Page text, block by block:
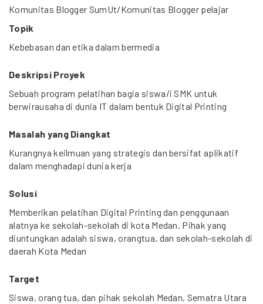
Komunitas Blogger SumUt/Komunitas Blogger pelajar
Topik
Kebebasan dan etika dalam bermedia
Deskripsi Proyek
Sebuah program pelatihan bagia siswa/i SMK untuk
berwirausaha di dunia IT dalam bentuk Digital Printing
Masalah yang Diangkat
Kurangnya keilmuan yang strategis dan bersifat aplikatif
dalam menghadapi dunia kerja
Solusi
Memberikan pelatihan Digital Printing dan penggunaan
alatnya ke sekolah-sekolah di kota Medan. Pihak yang
diuntungkan adalah siswa, orangtua, dan sekolah-sekolah di
daerah Kota Medan
Target
Siswa, orang tua, dan pihak sekolah Medan, Sematra Utara